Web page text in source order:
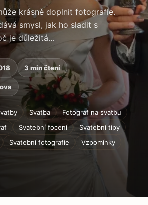
krásně doplnit fotografie.
smysl, jak ho sladit s
je důležitá…
3 min čtení
Svatba
Fotograf na svatbu
Svatební focení
Svatební tipy
Svatební fotografie Vzpomínky